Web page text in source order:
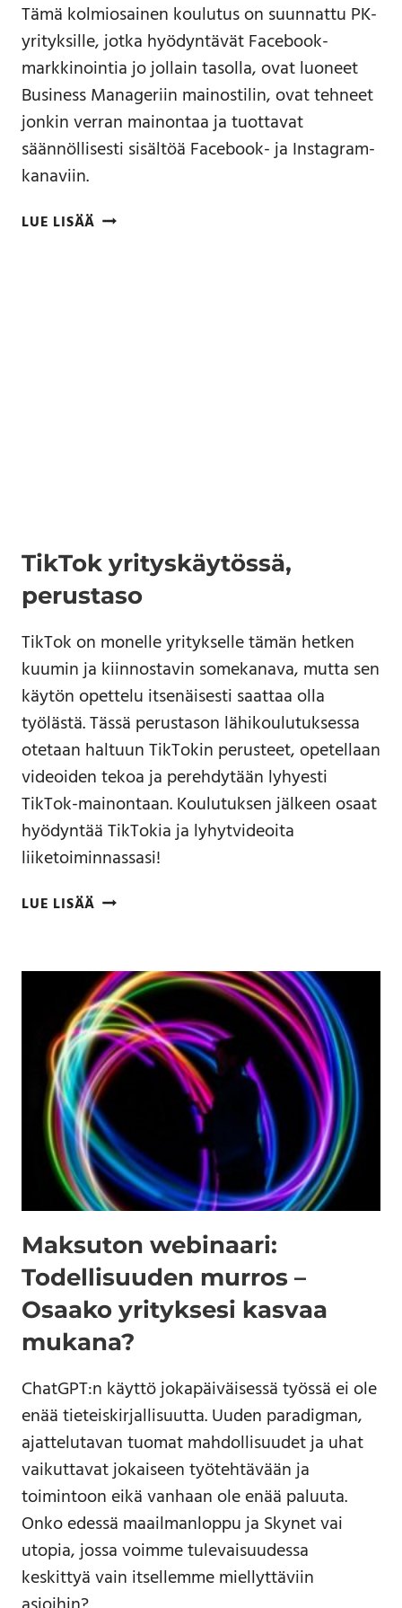
Tämä kolmiosainen koulutus on suunnattu PK-
yrityksille, jotka hyödyntävät Facebook-
markkinointia jo jollain tasolla, ovat luoneet
Business Manageriin mainostilin, ovat tehneet
jonkin verran mainontaa ja tuottavat
säännöllisesti sisältöä Facebook- ja Instagram-
kanaviin.
LUE LISÄÄ
TikTok yrityskäytössä,
perustaso
TikTok on monelle yritykselle tämän hetken
kuumin ja kiinnostavin somekanava, mutta sen
käytön opettelu itsenäisesti saattaa olla
työlästä. Tässä perustason lähikoulutuksessa
otetaan haltuun TikTokin perusteet, opetellaan
videoiden tekoa ja perehdytään lyhyesti
TikTok-mainontaan. Koulutuksen jälkeen osaat
hyödyntää TikTokia ja lyhytvideoita
liiketoiminnassasi!
LUE LISÄÄ
Maksuton webinaari:
Todellisuuden murros –
Osaako yrityksesi kasvaa
mukana?
ChatGPT:n käyttö jokapäiväisessä työssä ei ole
enää tieteiskirjallisuutta. Uuden paradigman,
ajattelutavan tuomat mahdollisuudet ja uhat
vaikuttavat jokaiseen työtehtävään ja
toimintoon eikä vanhaan ole enää paluuta.
Onko edessä maailmanloppu ja Skynet vai
utopia, jossa voimme tulevaisuudessa
keskittyä vain itsellemme miellyttäviin